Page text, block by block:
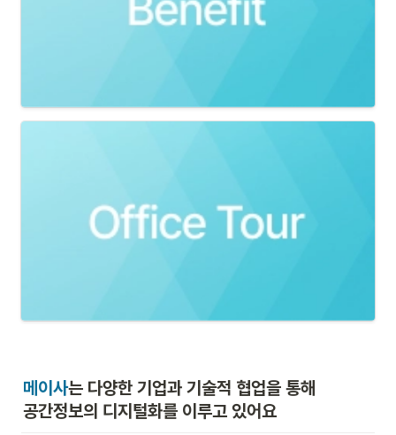
메이사는 다양한 기업과 기술적 협업을 통해
공간정보의 디지털화를 이루고 있어요